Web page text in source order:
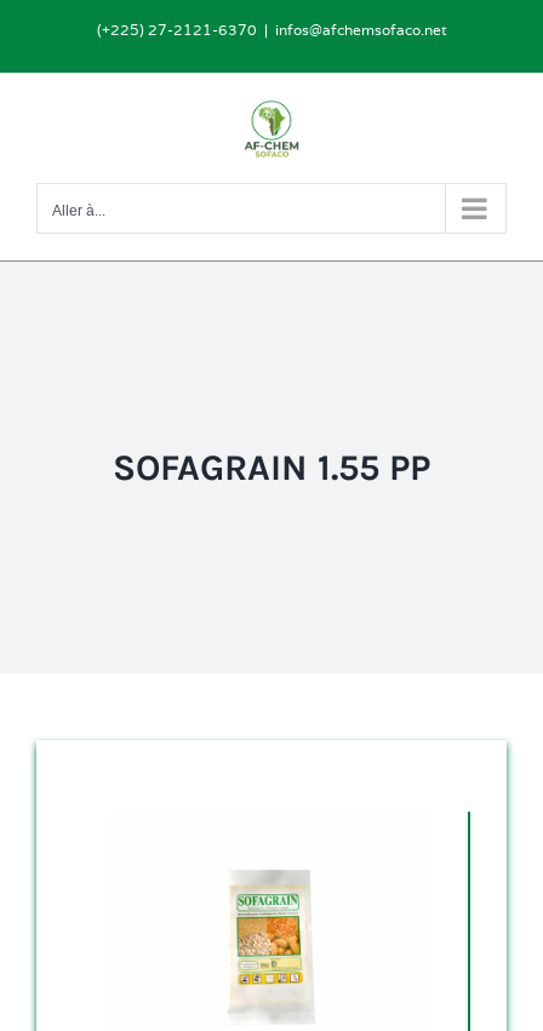
(+225) 27-2121-6370 | infos@afchemsofaco.net
Aller à...
SOFAGRAIN 1.55 PP